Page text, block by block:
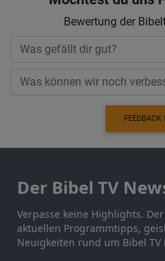
Bewertung der
FEEDBACK
Der Bibel TV
Verpasse keine Highlights.
aktuellen Programmtipps,
Neuigkeiten rund um Bibel